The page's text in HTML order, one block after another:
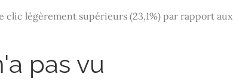
clic légèrement supérieurs (23,1%) par rapport aux
pas vu